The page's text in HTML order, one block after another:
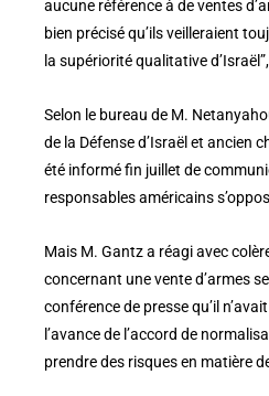
aucune référence à de ventes
bien précisé qu’ils veilleraient
la supériorité qualitative
Selon le bureau de M.
de la Défense d’Israël et ancien
été informé fin juillet de
responsables américains
Mais M. Gantz a réagi avec
concernant une vente d’armes
conférence de presse qu’il
l’avance de l’accord de
prendre des risques en matière